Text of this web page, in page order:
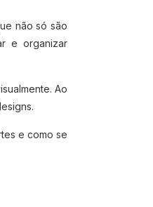
não só são
e organizar
Ao
e como se